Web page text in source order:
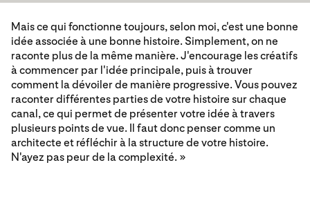
Mais ce qui fonctionne toujours, selon moi, c'est une bonne
idée associée à une bonne histoire. Simplement, on ne
raconte plus de la même manière. J'encourage les créatifs
à commencer par l'idée principale, puis à trouver
comment la dévoiler de manière progressive. Vous pouvez
raconter différentes parties de votre histoire sur chaque
canal, ce qui permet de présenter votre idée à travers
plusieurs points de vue. Il faut donc penser comme un
architecte et réfléchir à la structure de votre histoire.
N'ayez pas peur de la complexité. »